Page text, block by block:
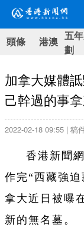
頭條 港澳 五
劃
加拿大媒體
己幹過的事
2022-02-18 09:55 | 稿
香港新聞
作完“西藏強
拿大近日被曝
新的無名墓。